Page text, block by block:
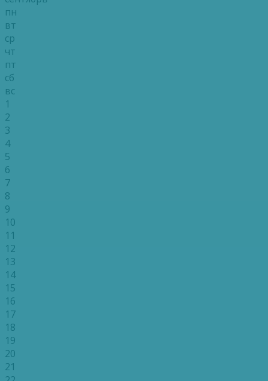
пн
вт
ср
чт
пт
сб
вс
1
2
3
4
5
6
7
8
9
10
11
12
13
14
15
16
17
18
19
20
21